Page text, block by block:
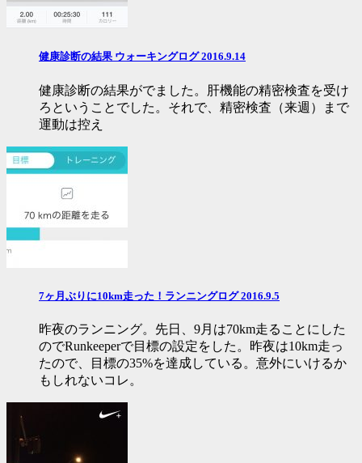
健康診断の結果 ウォーキングログ 2016.9.14
健康診断の結果がでました。肝機能の精密検査を受け
ろということでした。それで、精密検査（来週）まで
運動は控え
7ヶ月ぶりに10km走った！ランニングログ 2016.9.5
昨夜のランニング。先日、9月は70km走ることにした
のでRunkeeperで目標の設定をした。昨夜は10km走っ
たので、目標の35%を達成している。意外にいけるか
もしれないコレ。